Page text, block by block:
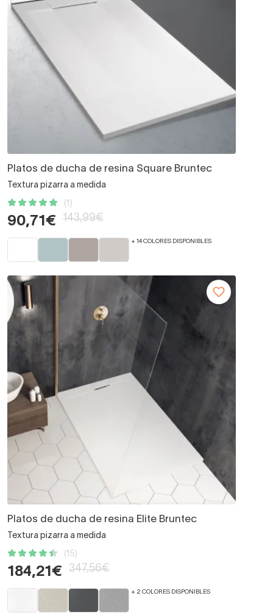
Platos de ducha de resina Square Bruntec
Textura pizarra a medida
(1)
90,71€ 143,99€
+ 14 COLORES DISPONIBLES
Platos de ducha de resina Elite Bruntec
Textura pizarra a medida
(15)
184,21€ 347,56€
+ 2 COLORES DISPONIBLES